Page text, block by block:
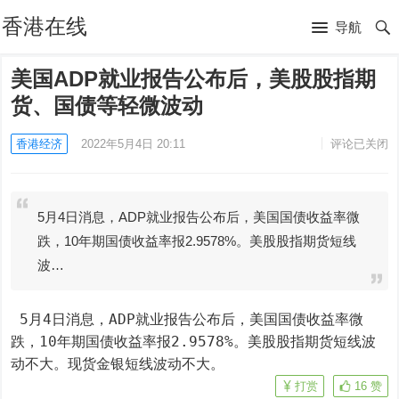
香港在线 导航
美国ADP就业报告公布后，美股股指期
货、国债等轻微波动
香港经济 2022年5月4日 20:11 评论已关闭
5月4日消息，ADP就业报告公布后，美国国债收益率微
跌，10年期国债收益率报2.9578%。美股股指期货短线
波…
跌，10年期国债收益率报2.9578%。美股股指期货短线波
动不大。现货金银短线波动不大。
16 赞
打赏